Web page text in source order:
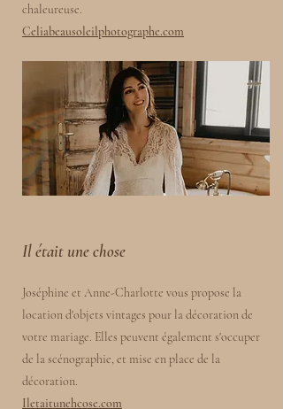
chaleureuse.
Celiabeausoleilphotographe.com
Il était une chose
Joséphine et Anne-Charlotte vous propose la
location d'objets vintages pour la décoration de
votre mariage. Elles peuvent également s'occuper
de la scénographie, et mise en place de la
décoration.
Iletaitunehcose.com